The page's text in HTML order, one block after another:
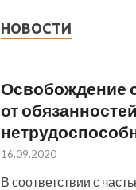
НОВОСТИ
Освобождение
от
16.09.2020
В соответствии с